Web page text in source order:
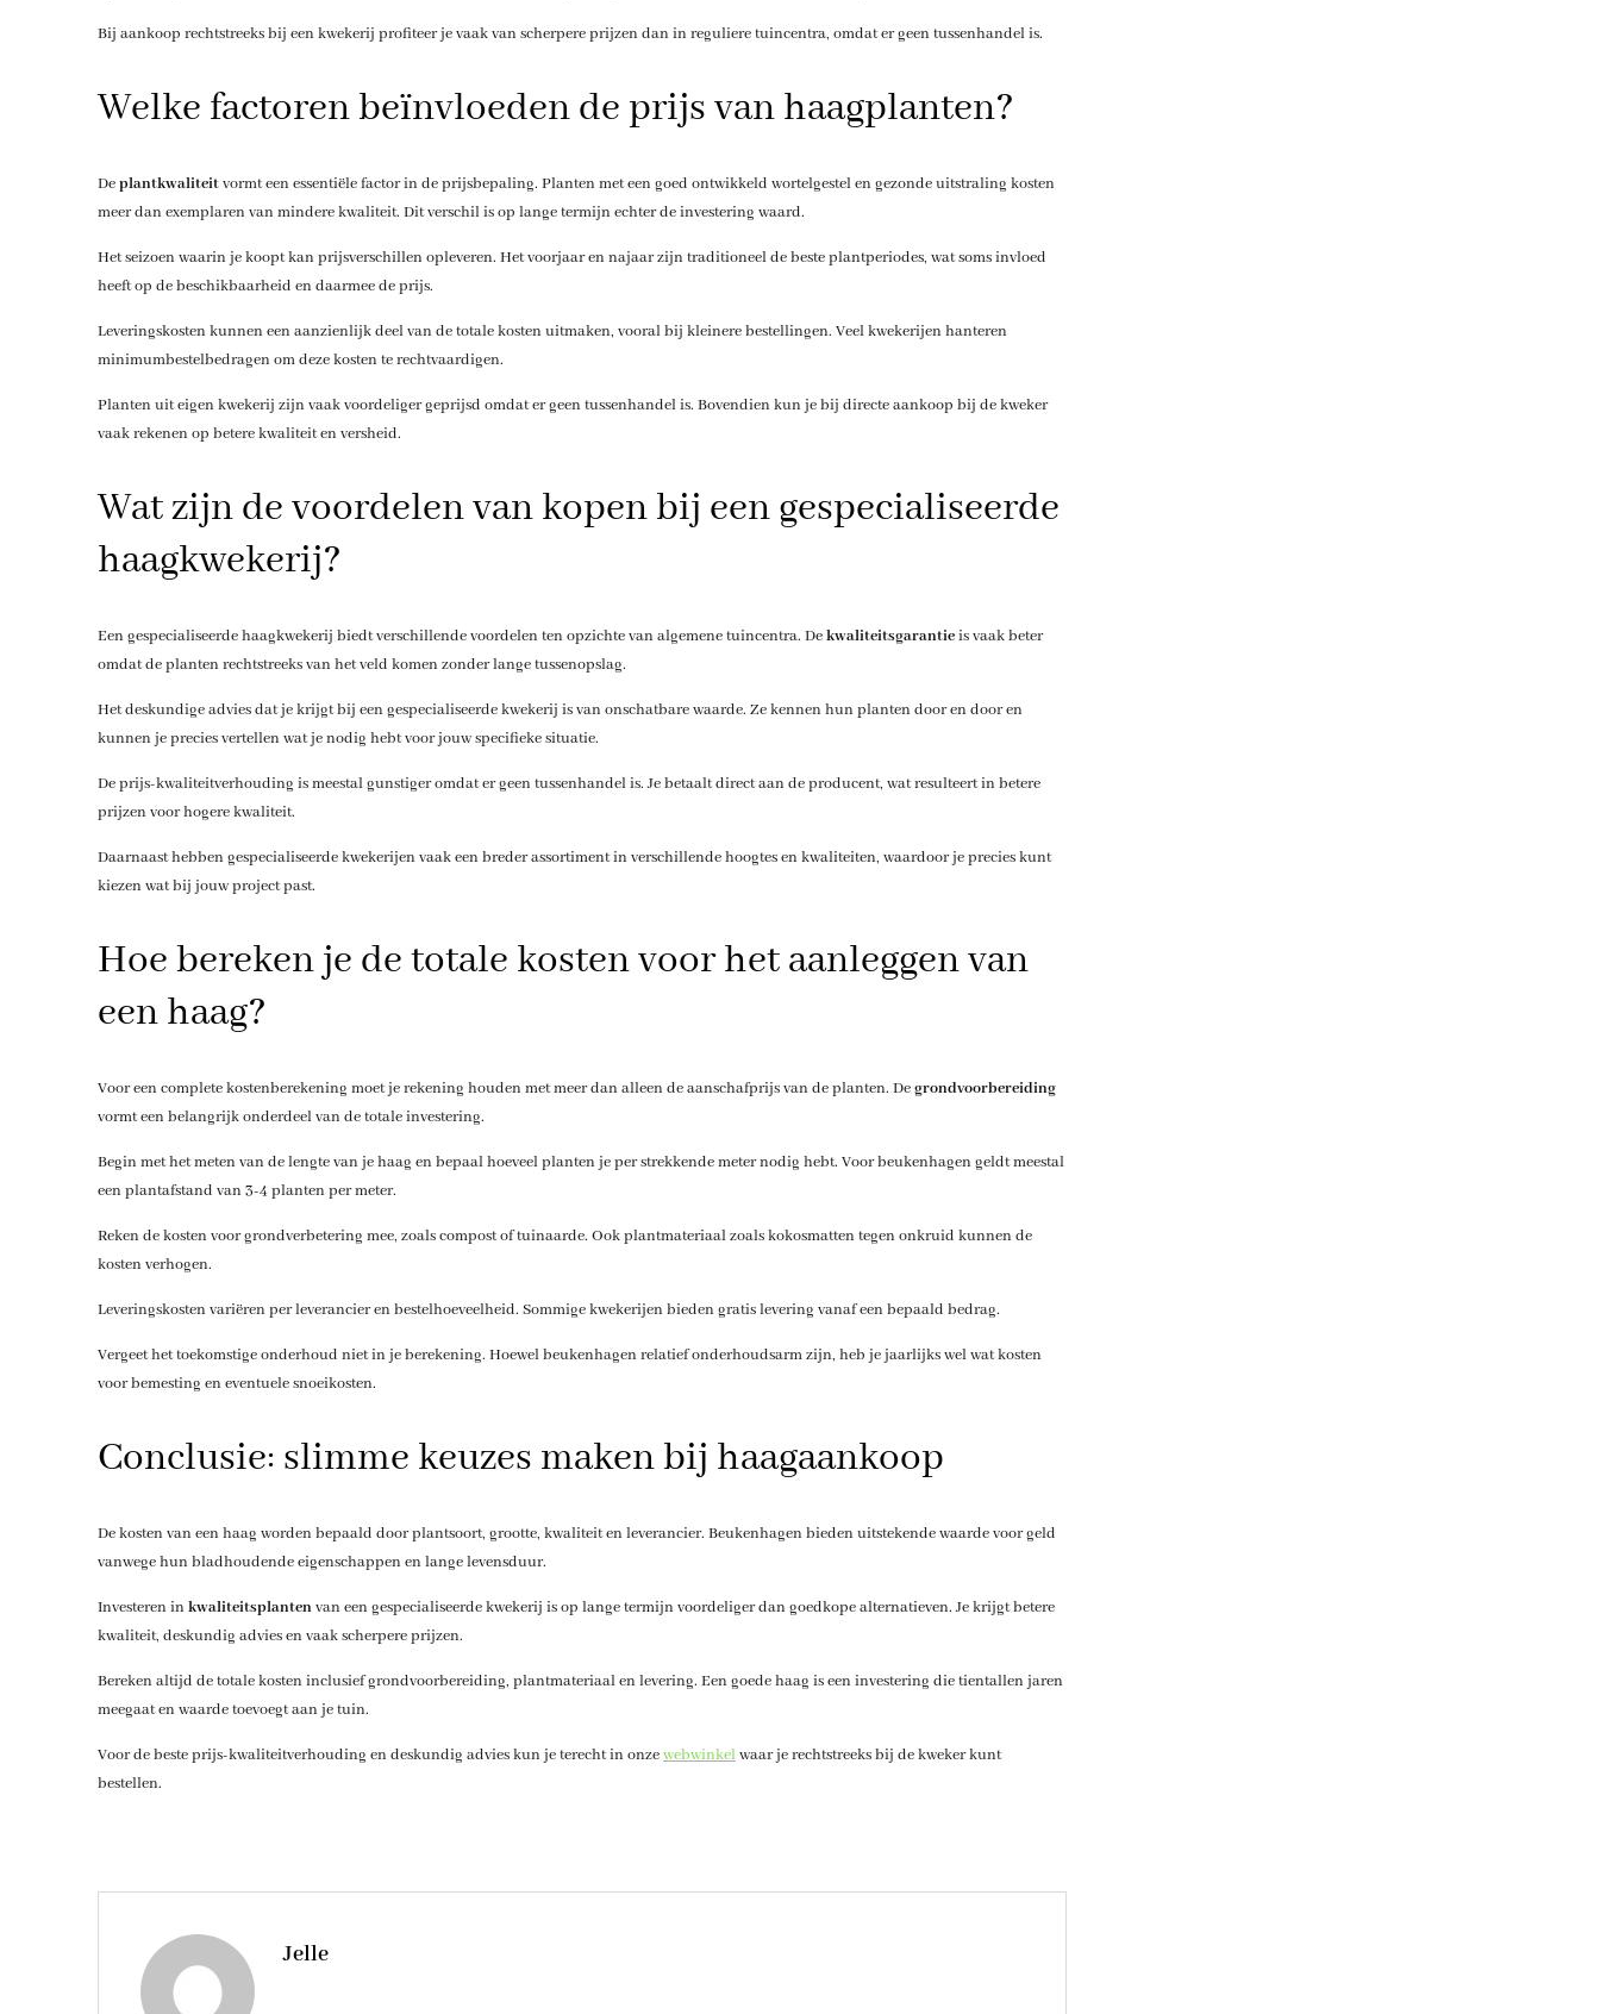
Bij aankoop rechtstreeks bij een kwekerij profiteer je vaak van scherpere prijzen dan in reguliere tuincentra, omdat er geen tussenhandel is.
Welke factoren beïnvloeden de prijs van haagplanten?
Deplantkwaliteitvormt een essentiële factor in de prijsbepaling. Planten met een goed ontwikkeld wortelgestel en gezonde uitstraling kosten
meer dan exemplaren van mindere kwaliteit. Dit verschil is op lange termijn echter de investering waard.
Het seizoen waarin je koopt kan prijsverschillen opleveren. Het voorjaar en najaar zijn traditioneel de beste plantperiodes, wat soms invloed
heeft op de beschikbaarheid en daarmee de prijs.
Leveringskosten kunnen een aanzienlijk deel van de totale kosten uitmaken, vooral bij kleinere bestellingen. Veel kwekerijen hanteren
minimumbestelbedragen om deze kosten te rechtvaardigen.
Planten uit eigen kwekerij zijn vaak voordeliger geprijsd omdat er geen tussenhandel is. Bovendien kun je bij directe aankoop bij de kweker
vaak rekenen op betere kwaliteit en versheid.
Wat zijn de voordelen van kopen bij een gespecialiseerde
haagkwekerij?
Een gespecialiseerde haagkwekerij biedt verschillende voordelen ten opzichte van algemene tuincentra. Dekwaliteitsgarantieis vaak beter
omdat de planten rechtstreeks van het veld komen zonder lange tussenopslag.
Het deskundige advies dat je krijgt bij een gespecialiseerde kwekerij is van onschatbare waarde. Ze kennen hun planten door en door en
kunnen je precies vertellen wat je nodig hebt voor jouw specifieke situatie.
De prijs-kwaliteitverhouding is meestal gunstiger omdat er geen tussenhandel is. Je betaalt direct aan de producent, wat resulteert in betere
prijzen voor hogere kwaliteit.
Daarnaast hebben gespecialiseerde kwekerijen vaak een breder assortiment in verschillende hoogtes en kwaliteiten, waardoor je precies kunt
kiezen wat bij jouw project past.
Hoe bereken je de totale kosten voor het aanleggen van
een haag?
Voor een complete kostenberekening moet je rekening houden met meer dan alleen de aanschafprijs van de planten. Degrondvoorbereiding
vormt een belangrijk onderdeel van de totale investering.
Begin met het meten van de lengte van je haag en bepaal hoeveel planten je per strekkende meter nodig hebt. Voor beukenhagen geldt meestal
een plantafstand van 3-4 planten per meter.
Reken de kosten voor grondverbetering mee, zoals compost of tuinaarde. Ook plantmateriaal zoals kokosmatten tegen onkruid kunnen de
kosten verhogen.
Leveringskosten variëren per leverancier en bestelhoeveelheid. Sommige kwekerijen bieden gratis levering vanaf een bepaald bedrag.
Vergeet het toekomstige onderhoud niet in je berekening. Hoewel beukenhagen relatief onderhoudsarm zijn, heb je jaarlijks wel wat kosten
voor bemesting en eventuele snoeikosten.
Conclusie: slimme keuzes maken bij haagaankoop
De kosten van een haag worden bepaald door plantsoort, grootte, kwaliteit en leverancier. Beukenhagen bieden uitstekende waarde voor geld
vanwege hun bladhoudende eigenschappen en lange levensduur.
Investeren inkwaliteitsplantenvan een gespecialiseerde kwekerij is op lange termijn voordeliger dan goedkope alternatieven. Je krijgt betere
kwaliteit, deskundig advies en vaak scherpere prijzen.
Bereken altijd de totale kosten inclusief grondvoorbereiding, plantmateriaal en levering. Een goede haag is een investering die tientallen jaren
meegaat en waarde toevoegt aan je tuin.
Voor de beste prijs-kwaliteitverhouding en deskundig advies kun je terecht in onzewebwinkelwaar je rechtstreeks bij de kweker kunt
bestellen.
Jelle